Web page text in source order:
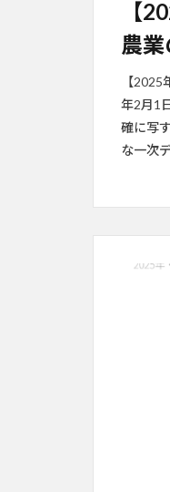
【
農
【
年2月1
確に写
な一次